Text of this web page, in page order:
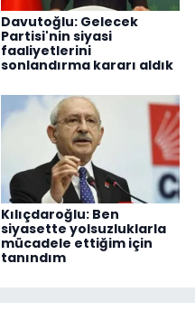
Davutoğlu: Gelecek
Partisi'nin siyasi
faaliyetlerini
sonlandırma kararı aldık
Kılıçdaroğlu: Ben
siyasette yolsuzluklarla
mücadele ettiğim için
tanındım